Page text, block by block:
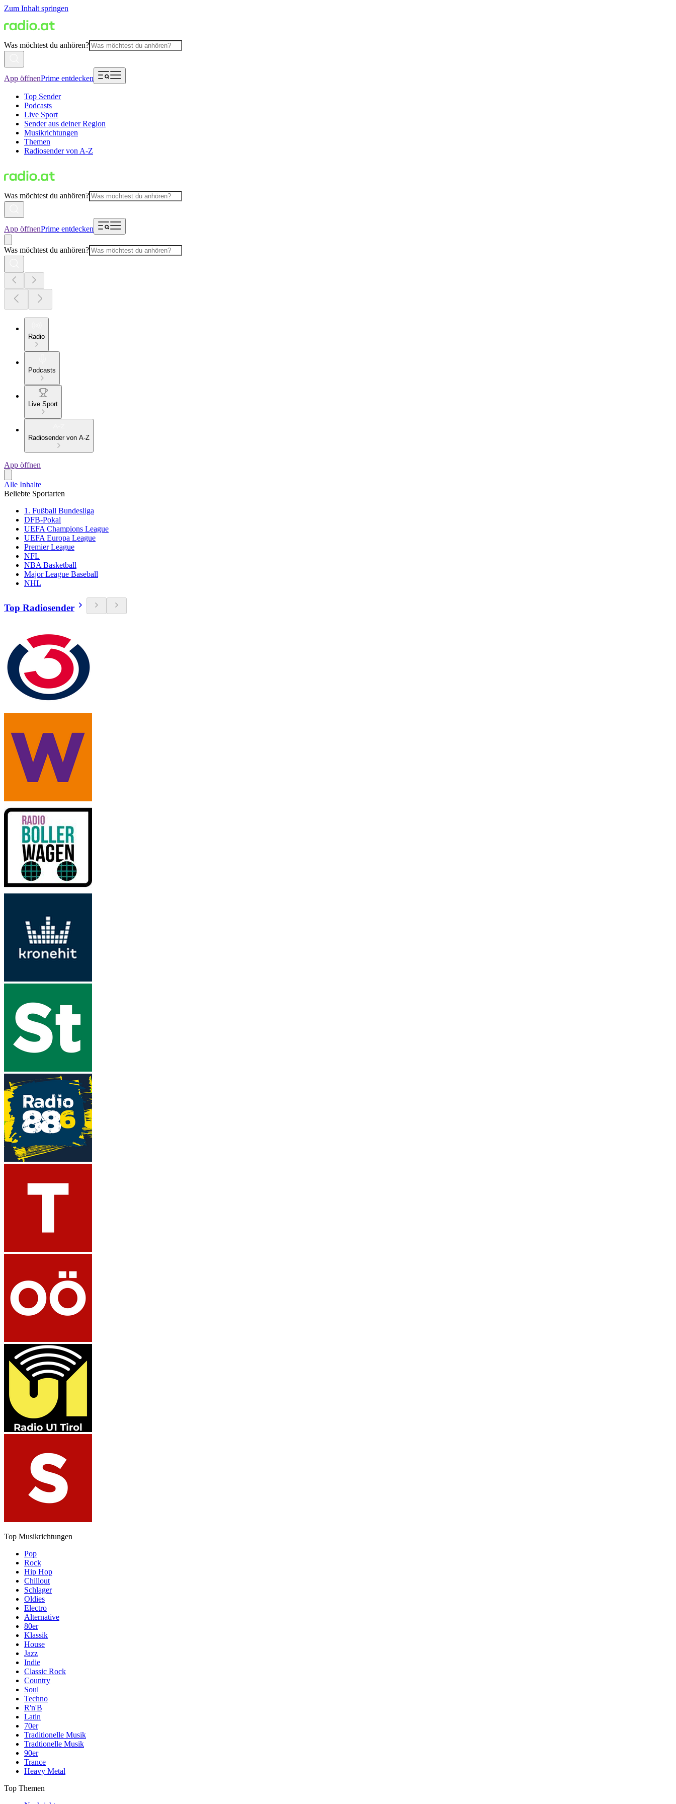
Zum Inhalt springen
Was möchtest du anhören?
App öffnenPrime entdecken
Top Sender
Podcasts
Live Sport
Sender aus deiner Region
Musikrichtungen
Themen
Radiosender von A-Z
Was möchtest du anhören?
App öffnenPrime entdecken
Was möchtest du anhören?
Radio
Podcasts
Live Sport
Radiosender von A-Z
App öffnen
Alle Inhalte
Beliebte Sportarten
1. Fußball Bundesliga
DFB-Pokal
UEFA Champions League
UEFA Europa League
Premier League
NFL
NBA Basketball
Major League Baseball
NHL
Top Radiosender
Top Musikrichtungen
Pop
Rock
Hip Hop
Chillout
Schlager
Oldies
Electro
Alternative
80er
Klassik
House
Jazz
Indie
Classic Rock
Country
Soul
Techno
R'n'B
Latin
70er
Traditionelle Musik
Tradtionelle Musik
90er
Trance
Heavy Metal
Top Themen